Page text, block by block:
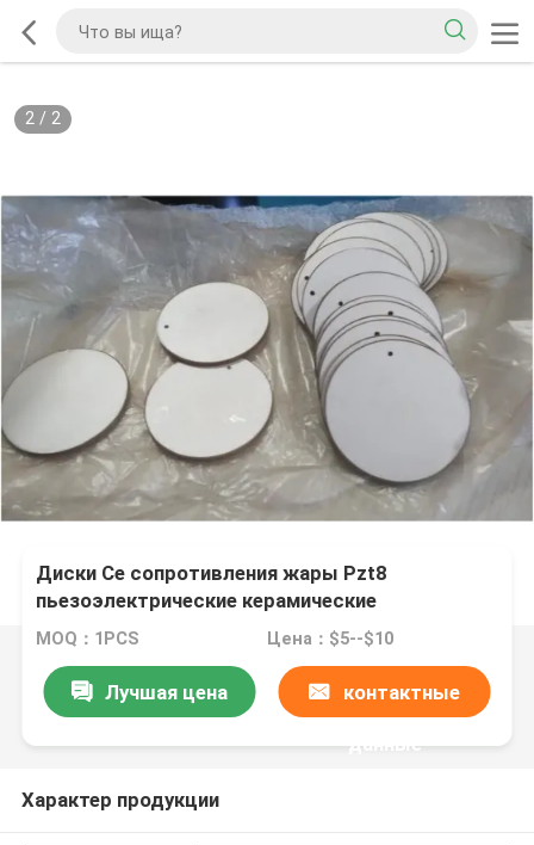
2/ 2
Диски Ce сопротивления жары Pzt8
пьезоэлектрические керамические
MOQ：1PCS Цена：$5--$10
Лучшая цена контактные
данные
Характер продукции